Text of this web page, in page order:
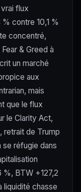
flux
contre 10,1 %
concentré,
& Greed à
un marché
aux
mais
que le flux
le Clarity Act,
retrait de Trump
se réfugie dans
%, BTW +127,2
liquidité chasse